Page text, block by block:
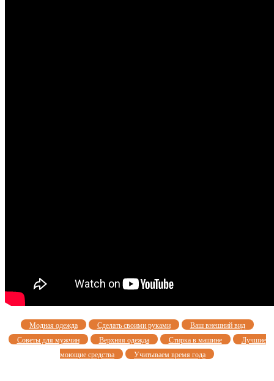
Модная одежда Сделать своими руками
Ваш внешний вид
Советы для мужчин
Верхняя одежда Стирка в машине
Лучшие
моющие средства
Учитываем время года